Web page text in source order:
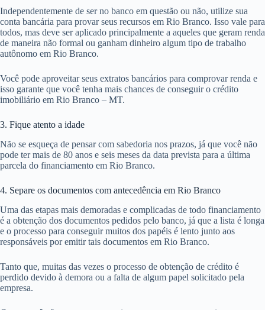
Independentemente de ser no banco em questão ou não, utilize sua
conta bancária para provar seus recursos em Rio Branco. Isso vale para
todos, mas deve ser aplicado principalmente a aqueles que geram renda
de maneira não formal ou ganham dinheiro algum tipo de trabalho
autônomo em Rio Branco.
Você pode aproveitar seus extratos bancários para comprovar renda e
isso garante que você tenha mais chances de conseguir o crédito
imobiliário em Rio Branco – MT.
3. Fique atento a idade
Não se esqueça de pensar com sabedoria nos prazos, já que você não
pode ter mais de 80 anos e seis meses da data prevista para a última
parcela do financiamento em Rio Branco.
4. Separe os documentos com antecedência em Rio Branco
Uma das etapas mais demoradas e complicadas de todo financiamento
é a obtenção dos documentos pedidos pelo banco, já que a lista é longa
e o processo para conseguir muitos dos papéis é lento junto aos
responsáveis por emitir tais documentos em Rio Branco.
Tanto que, muitas das vezes o processo de obtenção de crédito é
perdido devido à demora ou a falta de algum papel solicitado pela
empresa.